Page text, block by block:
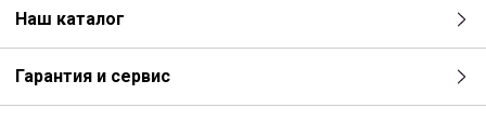
Наш каталог
Гарантия и сервис